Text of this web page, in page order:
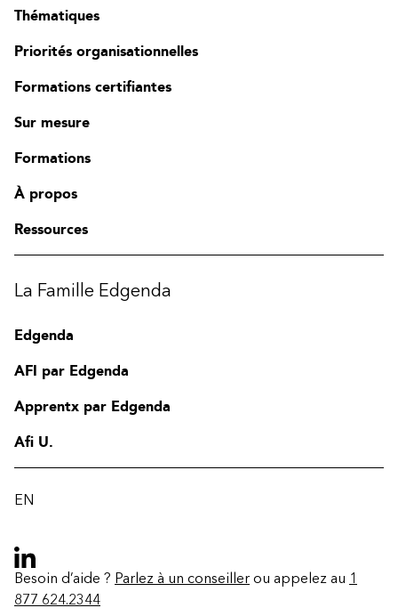
Thématiques
Priorités organisationnelles
Formations certifiantes
Sur mesure
Formations
À propos
Ressources
La Famille Edgenda
Edgenda
AFI par Edgenda
Apprentx par Edgenda
Afi U.
EN
Besoin d’aide ? Parlez à un conseiller ou appelez au 1
877 624.2344